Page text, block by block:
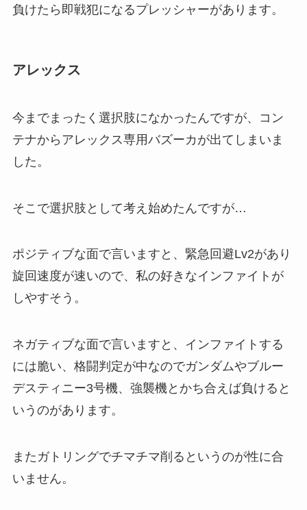
負けたら即戦犯になるプレッシャーがあります。
アレックス
今までまったく選択肢になかったんですが、コン
テナからアレックス専用バズーカが出てしまいま
した。
そこで選択肢として考え始めたんですが…
ポジティブな面で言いますと、緊急回避Lv2があり
旋回速度が速いので、私の好きなインファイトが
しやすそう。
ネガティブな面で言いますと、インファイトする
には脆い、格闘判定が中なのでガンダムやブルー
デスティニー3号機、強襲機とかち合えば負けると
いうのがあります。
またガトリングでチマチマ削るというのが性に合
いません。